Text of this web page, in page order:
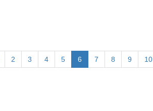
2 3 4 5 6 7 8 9 10